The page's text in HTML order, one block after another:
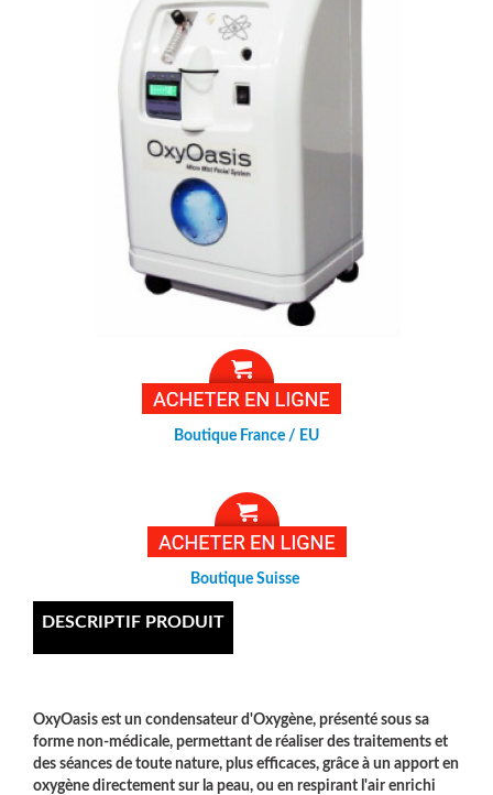
Boutique France / EU
Boutique Suisse
DESCRIPTIF PRODUIT
OxyOasis est un condensateur d'Oxygène, présenté sous sa
forme non-médicale, permettant de réaliser des traitements et
des séances de toute nature, plus efficaces, grâce à un apport en
oxygène directement sur la peau, ou en respirant l'air enrichi